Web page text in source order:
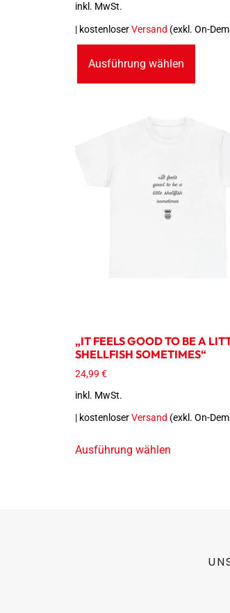
inkl. MwSt.
| kostenloserVersand (exkl. On-
Ausführung wählen
„IT FEELS GOOD TO BE A
SHELLFISH SOMETIMES“
24,99 €
inkl. MwSt.
| kostenloserVersand (exkl. On-
Ausführung wählen